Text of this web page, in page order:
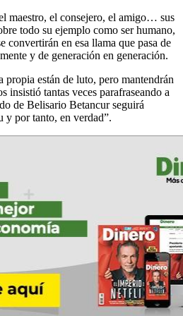
maestro, el consejero, el amigo… sus
todo su ejemplo como ser humano,
convertirán en esa llama que pasa de
y de generación en generación.
están de luto, pero mantendrán
insistió tantas veces parafraseando a
de Belisario Betancur seguirá
y por tanto, en verdad”.